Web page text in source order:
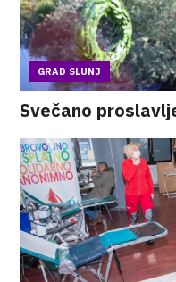
GRAD SLUNJ
Svečano